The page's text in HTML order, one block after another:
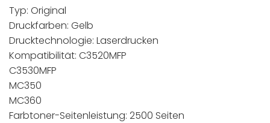
Typ: Original
Druckfarben: Gelb
Drucktechnologie: Laserdrucken
Kompatibilität: C3520MFP
C3530MFP
MC350
MC360
Farbtoner-Seitenleistung: 2500 Seiten